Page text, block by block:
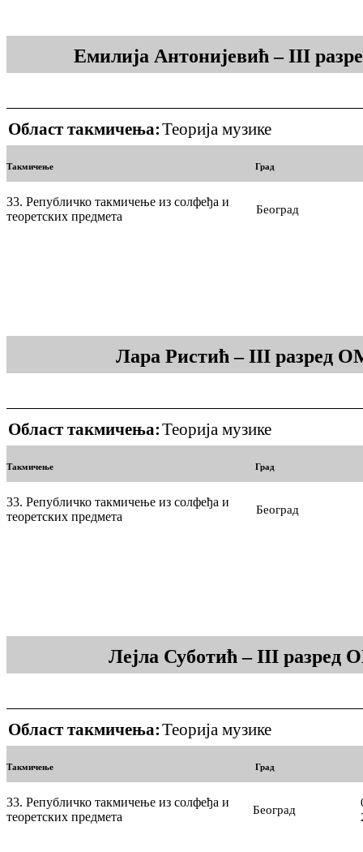
Емилија Антонијевић – III
Област такмичења:Теорија музике
Такмичење Град
33. Републичко такмичење из солфеђа и
теоретских предмета
Београд
Лара Ристић – III разред
Област такмичења:Теорија музике
Такмичење Град
33. Републичко такмичење из солфеђа и
теоретских предмета
Београд
Лејла Суботић – III
Област такмичења:Теорија музике
Такмичење Град
33. Републичко такмичење из солфеђа и
теоретских предмета
Београд